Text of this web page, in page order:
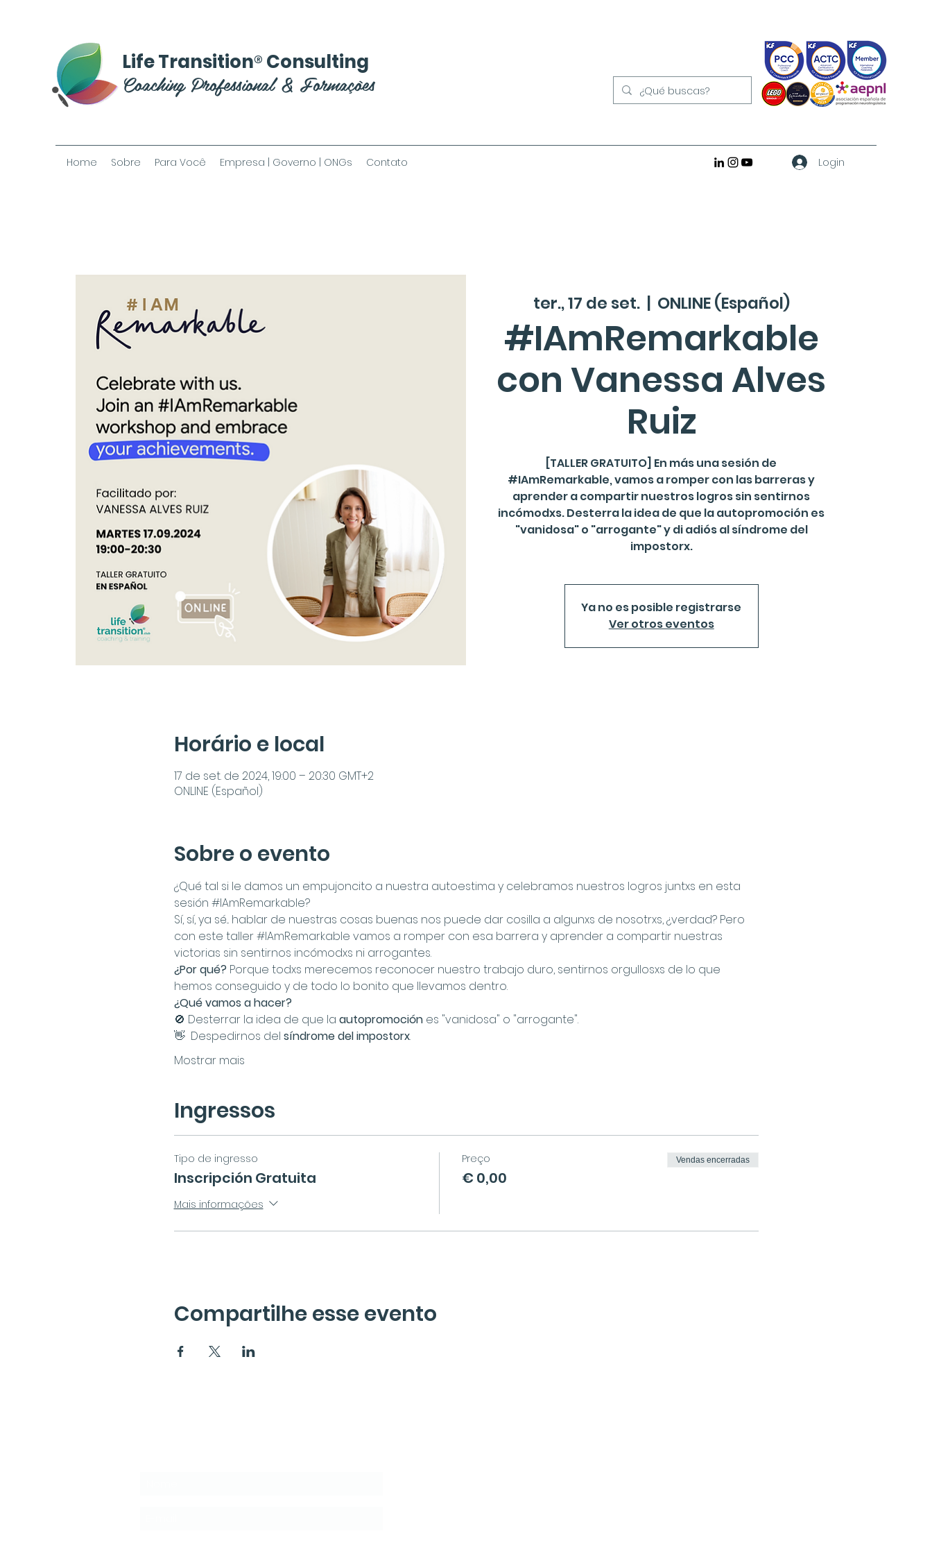
Home Sobre Para Você Empresa | Governo | ONGs Contato Login
Life Transition® Consulting
Coaching Professional & Formações
ter., 17 de set.
  |
ONLINE (Español)
#IAmRemarkable
con Vanessa Alves
Ruiz
[TALLER GRATUITO] En más una sesión de
#IAmRemarkable, vamos a romper con las barreras y
aprender a compartir nuestros logros sin sentirnos
incómodxs. Desterra la idea de que la autopromoción es
"vanidosa" o "arrogante" y di adiós al síndrome del
impostorx.
Ya no es posible registrarse
Ver otros eventos
Horário e local
17 de set. de 2024, 19:00 – 20:30 GMT+2
ONLINE (Español)
Sobre o evento
¿Qué tal si le damos un empujoncito a nuestra autoestima y celebramos nuestros logros juntxs en esta
sesión #IAmRemarkable?
Sí, sí, ya sé... hablar de nuestras cosas buenas nos puede dar cosilla a algunxs de nosotrxs, ¿verdad? Pero
con este taller #IAmRemarkable vamos a romper con esa barrera y aprender a compartir nuestras
victorias sin sentirnos incómodxs ni arrogantes.
¿Por qué? Porque todxs merecemos reconocer nuestro trabajo duro, sentirnos orgullosxs de lo que
hemos conseguido y de todo lo bonito que llevamos dentro.
¿Qué vamos a hacer?
🚫 Desterrar la idea de que la autopromoción es "vanidosa" o "arrogante".
👋  Despedirnos del síndrome del impostorx.
Mostrar mais
Ingressos
Tipo de ingresso
Inscripción Gratuita
Mais informações
Preço
€ 0,00
Vendas encerradas
Compartilhe esse evento